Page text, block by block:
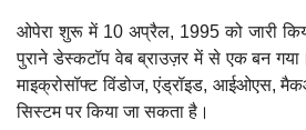
ओपेरा शुरू में 10 अप्रैल, 1995 को जारी
पुराने डेस्कटॉप वेब ब्राउज़र में से एक बन
माइक्रोसॉफ्ट विंडोज, एंड्रॉइड, आईओएस,
सिस्टम पर किया जा सकता है।